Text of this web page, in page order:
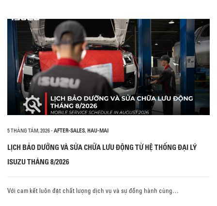
5 THÁNG TÁM, 2026- AFTER-SALES, HAU-MAI
LỊCH BẢO DƯỠNG VÀ SỬA CHỮA LƯU ĐỘNG TỪ HỆ THỐNG ĐẠI LÝ
ISUZU THÁNG 8/2026
Với cam kết luôn đặt chất lượng dịch vụ và sự đồng hành cùng…